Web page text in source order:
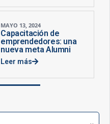
MAYO 13, 2024
Capacitación de
emprendedores: una
nueva meta Alumni
Leer más